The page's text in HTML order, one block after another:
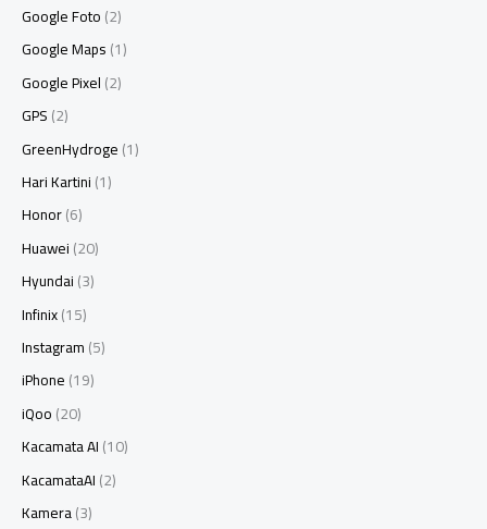
Google Foto(2)
Google Maps(1)
Google Pixel(2)
GPS(2)
GreenHydroge(1)
Hari Kartini(1)
Honor(6)
Huawei(20)
Hyundai(3)
Infinix(15)
Instagram(5)
iPhone(19)
iQoo(20)
Kacamata AI(10)
KacamataAI(2)
Kamera(3)